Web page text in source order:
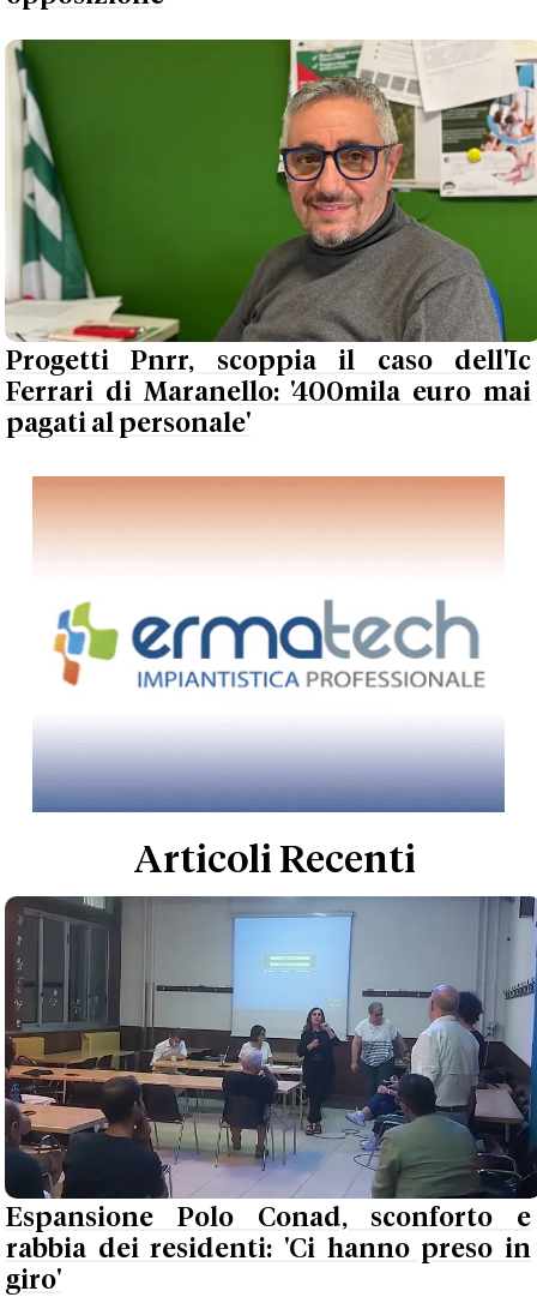
Progetti Pnrr, scoppia il caso dell'Ic
Ferrari di Maranello: '400mila euro mai
pagati al personale'
Articoli Recenti
Espansione Polo Conad, sconforto e
rabbia dei residenti: 'Ci hanno preso in
giro'